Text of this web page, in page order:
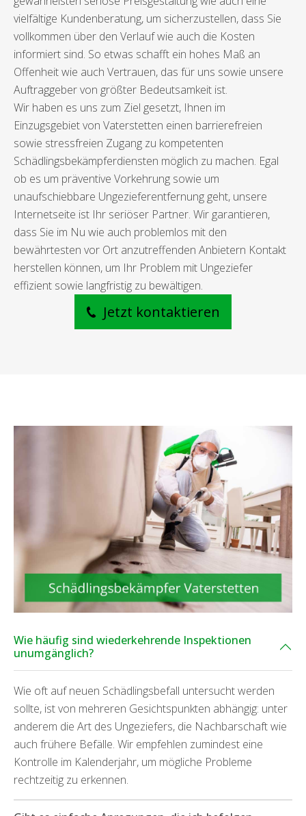
vielfältige Kundenberatung, um sicherzustellen, dass Sie
vollkommen über den Verlauf wie auch die Kosten
informiert sind. So etwas schafft ein hohes Maß an
Offenheit wie auch Vertrauen, das für uns sowie unsere
Auftraggeber von größter Bedeutsamkeit ist.
Wir haben es uns zum Ziel gesetzt, Ihnen im
Einzugsgebiet von Vaterstetten einen barrierefreien
sowie stressfreien Zugang zu kompetenten
Schädlingsbekämpferdiensten möglich zu machen. Egal
ob es um präventive Vorkehrung sowie um
unaufschiebbare Ungezieferentfernung geht, unsere
Internetseite ist Ihr seriöser Partner. Wir garantieren,
dass Sie im Nu wie auch problemlos mit den
bewährtesten vor Ort anzutreffenden Anbietern Kontakt
herstellen können, um Ihr Problem mit Ungeziefer
effizient sowie langfristig zu bewältigen.
Jetzt kontaktieren
Wie häufig sind wiederkehrende Inspektionen
unumgänglich?
Wie oft auf neuen Schädlingsbefall untersucht werden
sollte, ist von mehreren Gesichtspunkten abhängig: unter
anderem die Art des Ungeziefers, die Nachbarschaft wie
auch frühere Befälle. Wir empfehlen zumindest eine
Kontrolle im Kalenderjahr, um mögliche Probleme
rechtzeitig zu erkennen.